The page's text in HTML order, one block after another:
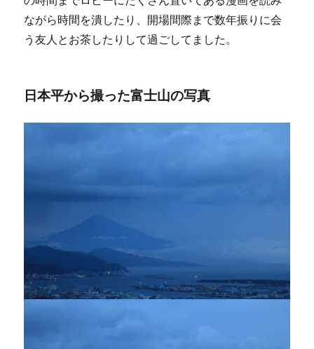
ながら時間を潰したり、開場間際まで数年振りに会
う友人とお茶したりして過ごしてました。
日本平から撮った富士山の写真